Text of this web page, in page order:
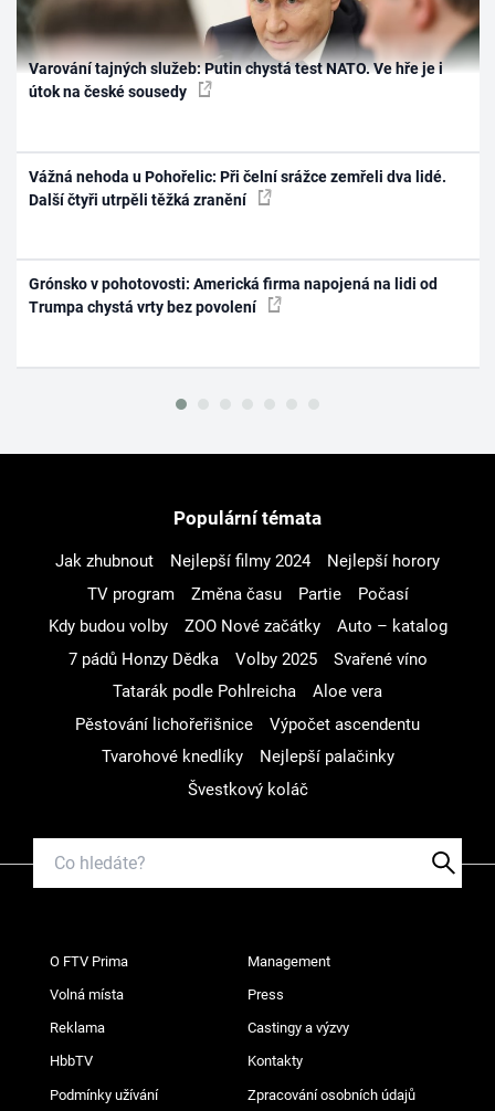
Varování tajných služeb: Putin chystá test NATO. Ve hře je i
útok na české sousedy
Vážná nehoda u Pohořelic: Při čelní srážce zemřeli dva lidé.
Další čtyři utrpěli těžká zranění
Grónsko v pohotovosti: Americká firma napojená na lidi od
Trumpa chystá vrty bez povolení
Populární témata
Jak zhubnout Nejlepší filmy 2024
Nejlepší horory
TV program
Změna času Partie
Počasí
Kdy budou volby
ZOO Nové začátky
Auto – katalog
7 pádů Honzy Dědka
Volby 2025
Svařené víno
Tatarák podle Pohlreicha
Aloe vera
Pěstování lichořeřišnice
Výpočet ascendentu
Tvarohové knedlíky
Nejlepší palačinky
Švestkový koláč
O FTV Prima Management
Volná místa Press
Reklama Castingy a výzvy
HbbTV Kontakty
Podmínky užívání Zpracování osobních údajů